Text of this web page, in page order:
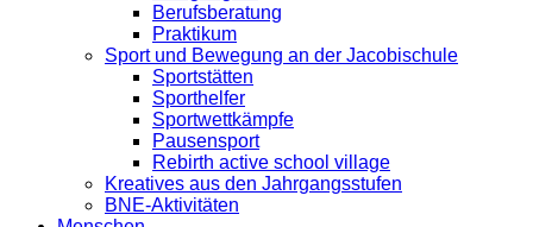
Berufsberatung
Praktikum
Sport und Bewegung an der Jacobischule
Sportstätten
Sporthelfer
Sportwettkämpfe
Pausensport
Rebirth active school village
Kreatives aus den Jahrgangsstufen
BNE-Aktivitäten